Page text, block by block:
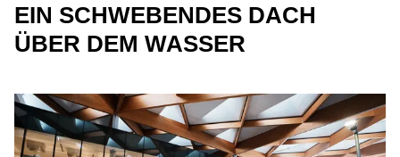
EIN SCHWEBENDES DACH
ÜBER DEM WASSER